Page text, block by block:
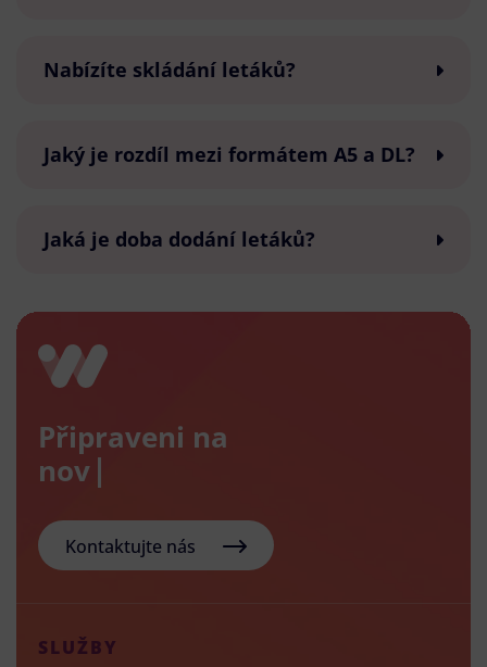
Nabízíte skládání letáků?
Jaký je rozdíl mezi formátem A5 a DL?
Jaká je doba dodání letáků?
Připraveni na
nový e-sho
Kontaktujte nás
SLUŽBY